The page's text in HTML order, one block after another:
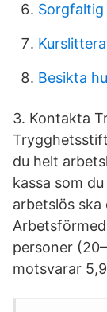
Besikta
3. Kontakta
du helt
kassa som
arbetslös ska
personer
motsvarar